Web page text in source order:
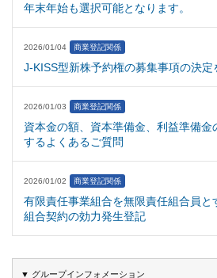
年末年始も選択可能となります。
2026/01/04 商業登記関係
J-KISS型新株予約権の募集事項の決定
2026/01/03 商業登記関係
資本金の額、資本準備金、利益準備金
するよくあるご質問
2026/01/02 商業登記関係
有限責任事業組合を無限責任組合員と
組合契約の効力発生登記
▼ グループインフォメーション